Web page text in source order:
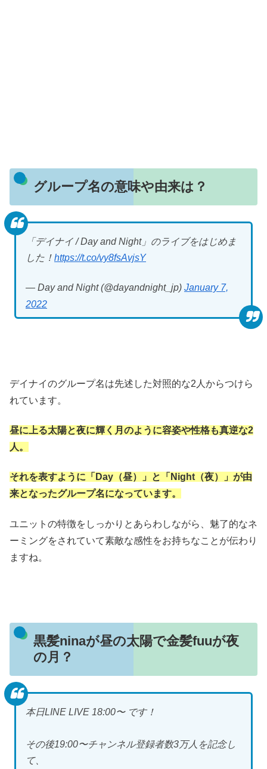
グループ名の意味や由来は？
「デイナイ / Day and Night」のライブをはじめま
した！ https://t.co/vy8fsAvjsY
— Day and Night (@dayandnight_jp) January 7,
2022
デイナイのグループ名は先述した対照的な2人からつけら
れています。
昼に上る太陽と夜に輝く月のように容姿や性格も真逆な2
人。
それを表すように「Day（昼）」と「Night（夜）」が由
来となったグループ名になっています。
ユニットの特徴をしっかりとあらわしながら、魅了的なネ
ーミングをされていて素敵な感性をお持ちなことが伝わり
ますね。
黒髪ninaが昼の太陽で金髪fuuが夜
の月？
本日LINE LIVE 18:00〜 です！
その後19:00〜チャンネル登録者数3万人を記念し
て、